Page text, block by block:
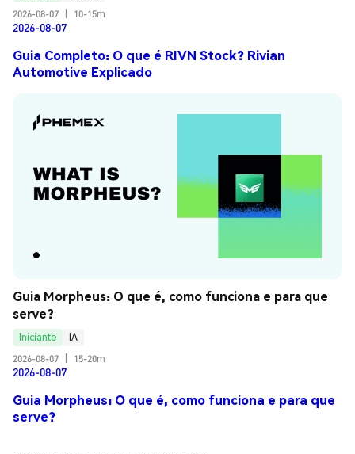
2026-08-07
10-15m
2026-08-07
Guia Completo: O que é RIVN Stock? Rivian
Automotive Explicado
Guia Morpheus: O que é, como funciona e para que
serve?
Iniciante
IA
2026-08-07
15-20m
2026-08-07
Guia Morpheus: O que é, como funciona e para que
serve?